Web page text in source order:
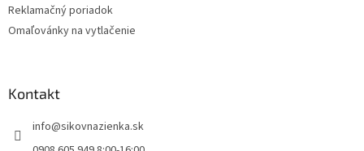
Reklamačný poriadok
Omaľovánky na vytlačenie
Kontakt
info@sikovnazienka.sk